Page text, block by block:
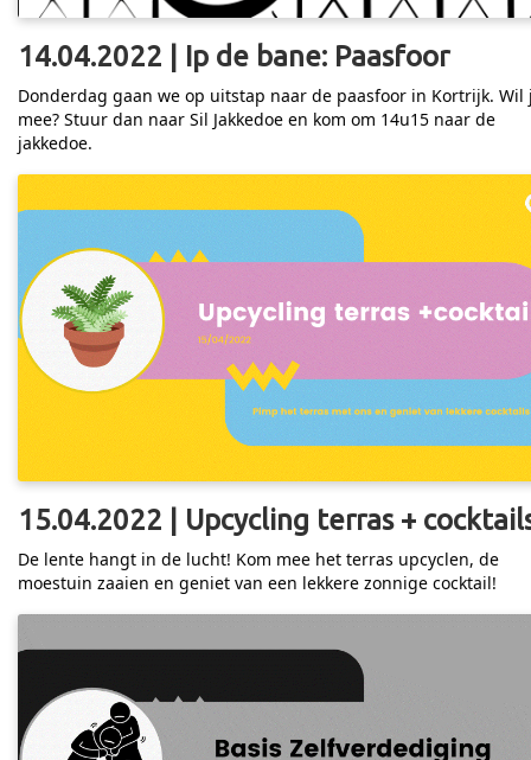
14.04.2022 | Ip de bane: Paasfoor
Donderdag gaan we op uitstap naar de paasfoor in Kortrijk. Wil
mee? Stuur dan naar Sil Jakkedoe en kom om 14u15 naar de
jakkedoe.
15.04.2022 | Upcycling terras +
De lente hangt in de lucht! Kom mee het terras upcyclen, de
moestuin zaaien en geniet van een lekkere zonnige cocktail!